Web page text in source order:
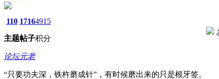
110
主题
1716
帖子
4915
积分
论坛元老
“只要功夫深，铁杵磨成针”，有时候磨出来的只是根牙签。